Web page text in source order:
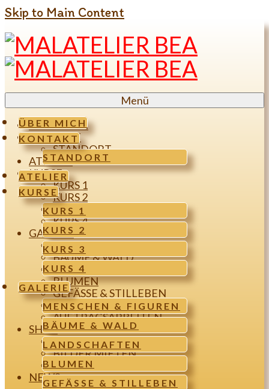
Skip to Main Content
ÜBER MICH
KONTAKT
STANDORT
ATELIER
KURSE
KURS 1
KURS 2
KURS 3
KURS 4
GALERIE
MENSCHEN & FIGUREN
BÄUME & WALD
LANDSCHAFTEN
BLUMEN
GEFÄSSE & STILLEBEN
Menü
ÜBER MICH
KONTAKT
STANDORT
ATELIER
KURSE
KURS 1
KURS 2
KURS 3
KURS 4
GALERIE
MENSCHEN & FIGUREN
BÄUME & WALD
LANDSCHAFTEN
BLUMEN
GEFÄSSE & STILLEBEN
GEGOSSENE BILDER
AUFTRAGSARBEITEN
SHOP
BILDER KAUFEN
BILDER MIETEN
GUTSCHEINE
NEWS